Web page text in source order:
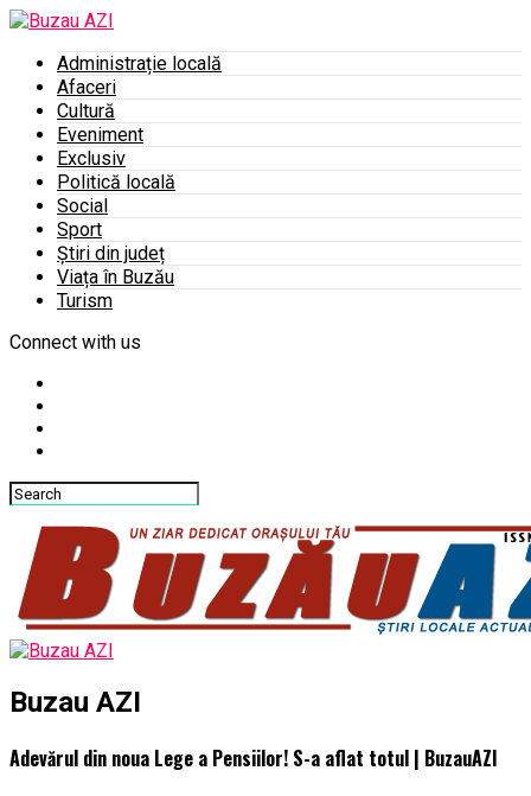
Administrație locală
Afaceri
Cultură
Eveniment
Exclusiv
Politică locală
Social
Sport
Știri din județ
Viața în Buzău
Turism
Connect with us
Buzau AZI
Adevărul din noua Lege a Pensiilor! S-a aflat totul | BuzauAZI